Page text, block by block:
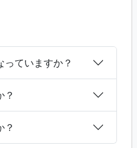
ていますか？
？
？